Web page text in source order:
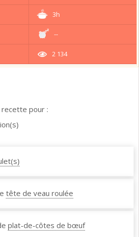
3h
--
2 134
pour :
tête de veau roulée
plat-de-côtes de bœuf